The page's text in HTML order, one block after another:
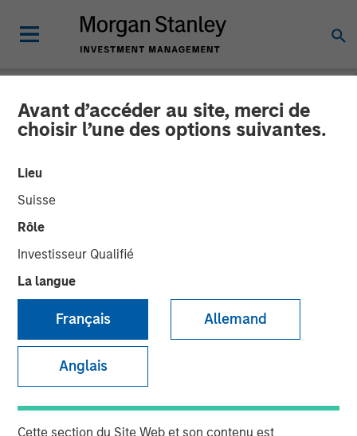
Avant d’accéder au site, merci de
choisir l’une des options suivantes.
Lieu
Suisse
Rôle
Investisseur Qualifié
La langue
Français Allemand
Anglais
Cette section du Site Web et son contenu est
NEWSROOM
Morgan Stanley Investment
Management debuts
Strategic Income strategy
in international
marketplace